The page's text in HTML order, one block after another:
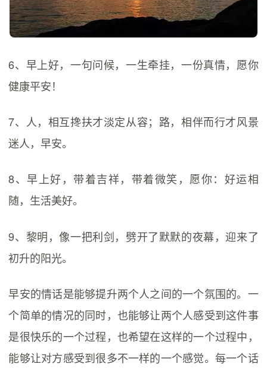
6、早上好，一句问候，一生牵挂，一份真情，愿你
健康平安！
7、人，相互搀扶才淡定从容；路，相伴而行才风景
迷人，早安。
8、早上好，带着吉祥，带着微笑，愿你：好运相
随，生活美好。
9、黎明，像一把利剑，劈开了默默的夜幕，迎来了
初升的阳光。
早安的情话是能够提升两个人之间的一个氛围的。一
个简单的情况的同时，也能够让两个人感受到这件事
是很快乐的一个过程，也希望在这样的一个过程中，
能够让对方感受到很多不一样的一个感觉。每一个话